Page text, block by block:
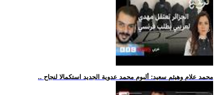
.. محمد علام وهيثم سعيد: ألبوم محمد عدوية الجديد استكمالا لنجاح